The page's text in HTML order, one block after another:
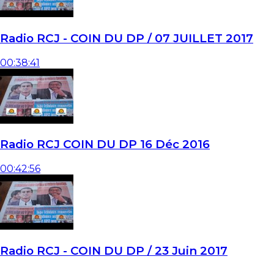
Radio RCJ - COIN DU DP / 07 JUILLET 2017
00:38:41
Radio RCJ COIN DU DP 16 Déc 2016
00:42:56
Radio RCJ - COIN DU DP / 23 Juin 2017